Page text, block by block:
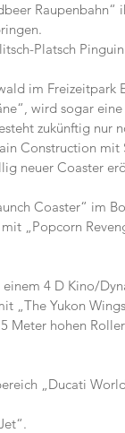
Raupenbahn“
Platsch
im
wird sogar
zukünftig nur
Construction
neuer Coaster
Coaster“ im
„Popcorn
4 D Kino/
„The Yukon
hohen
„Ducati